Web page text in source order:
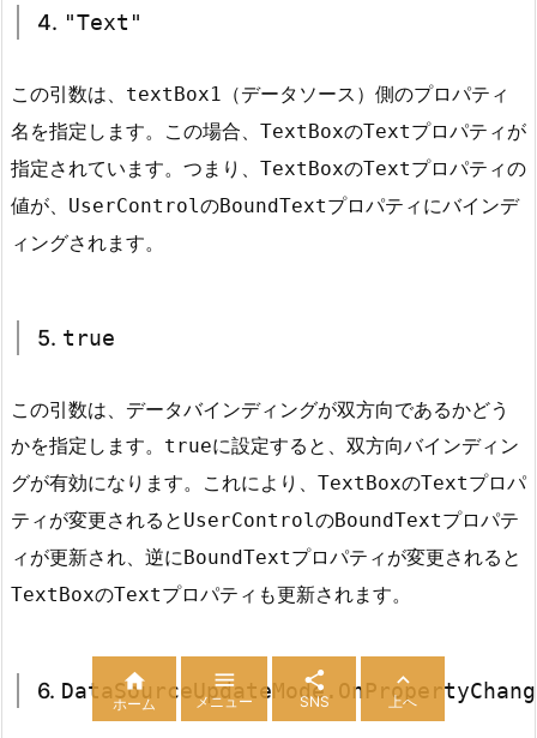
U
p
d
d
O
n
P
r
p
e
y
4. "Text"
この引数は、 textBox1 （データソース）側のプロパティ
名を指定します。この場合、 TextBoxのTextプロパティが
指定されています。つまり、 TextBoxのTextプロパティの
値が、 UserControlのBoundTextプロパティにバインデ
ィングされます。
5. true
この引数は、データバインディングが双方向であるかどう
かを指定します。 trueに設定すると、双方向バインディン
グが有効になります。これにより、 TextBoxのTextプロパ
ティが変更されると UserControlのBoundTextプロパテ
ィが更新され、逆にBoundTextプロパティが変更されると
TextBoxのTextプロパティも更新されます。
6. 
ホーム

メニュー

SNS

上へ